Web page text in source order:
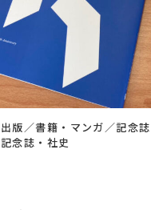
出版 ／書籍・マンガ ／記念
記念誌・社史